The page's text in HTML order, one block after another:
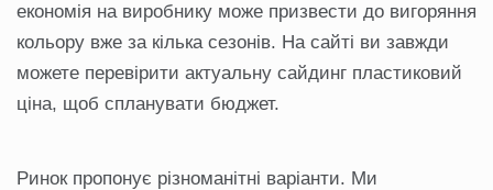
економія на виробнику може призвести до вигоряння
кольору вже за кілька сезонів. На сайті ви завжди
можете перевірити актуальну сайдинг пластиковий
ціна, щоб спланувати бюджет.
Ринок пропонує різноманітні варіанти. Ми